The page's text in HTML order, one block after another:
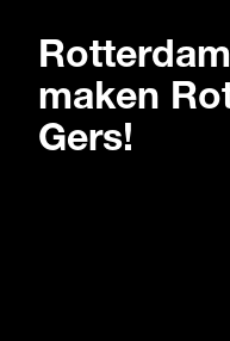
maken
Gers!